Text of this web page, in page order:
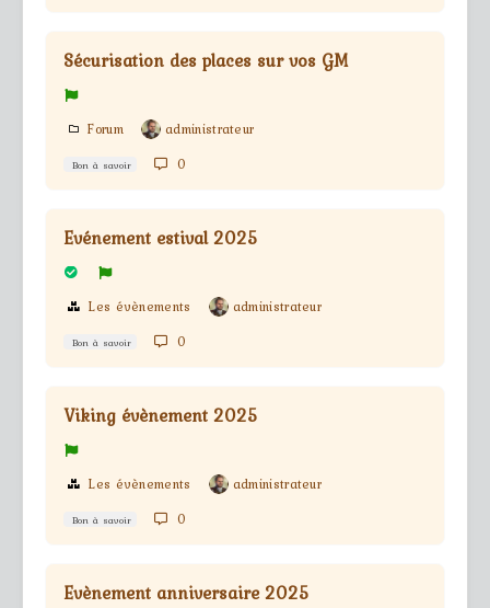
Sécurisation des places sur vos GM
Forum administrateur
Bon à savoir 0
Evénement estival 2025
Les évènements administrateur
Bon à savoir 0
Viking évènement 2025
Les évènements administrateur
Bon à savoir 0
Evènement anniversaire 2025